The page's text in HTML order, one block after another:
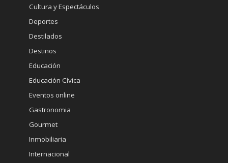
Cultura y Espectáculos
Deportes
Destilados
Destinos
Educación
Educación Cívica
Eventos online
Gastronomia
Gourmet
Inmobiliaria
Internacional